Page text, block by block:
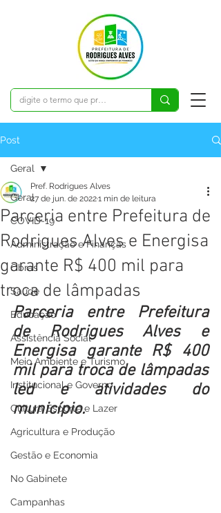
Post
Geral
COVID-19
Administração e Finanças
Obras
Saúde
Educação
Assistência Social
Meio Ambiente e Turismo
Institucional e Governo
Cultura Esporte e Lazer
Agricultura e Produção
Gestão e Economia
No Gabinete
Campanhas
Geral
Parceria entre Prefeitura de
Rodrigues Alves e Energisa
garante R$ 400 mil para
troca de lâmpadas
Pref. Rodrigues Alves
27 de jun. de 20221 min de leitura
Parceria entre Prefeitura
de Rodrigues Alves e
Energisa garante R$ 400
mil para troca de lâmpadas
led e atividades do
município.